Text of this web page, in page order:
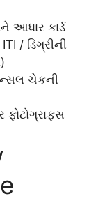
આધાર કાર્ડ
/ ડિગ્રીની
ચેકની
ફોટોગ્રાફ્સ